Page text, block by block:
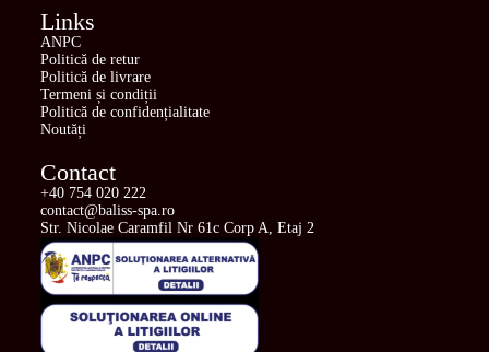
Links
ANPC
Politică de retur
Politică de livrare
Termeni și condiții
Politică de confidențialitate
Noutăți
Contact
+40 754 020 222
contact@baliss-spa.ro
Str. Nicolae Caramfil Nr 61c Corp A, Etaj 2